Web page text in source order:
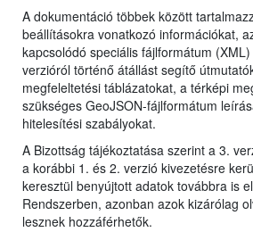
A dokumentáció többek között
beállításokra vonatkozó információkat,
kapcsolódó speciális fájlformátum
verzióról történő átállást segítő
megfeleltetési táblázatokat, a térképi
szükséges GeoJSON-fájlformátum
hitelesítési szabályokat.
A Bizottság tájékoztatása szerint a 3.
a korábbi 1. és 2. verzió kivezetésre
keresztül benyújtott adatok továbbra is
Rendszerben, azonban azok kizárólag
lesznek hozzáférhetők.